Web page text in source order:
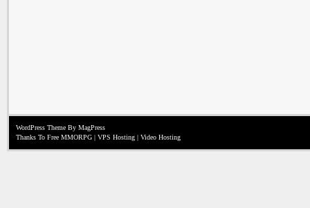
WordPress Theme By MagPress
Thanks To Free MMORPG | VPS Hosting | Video Hosting